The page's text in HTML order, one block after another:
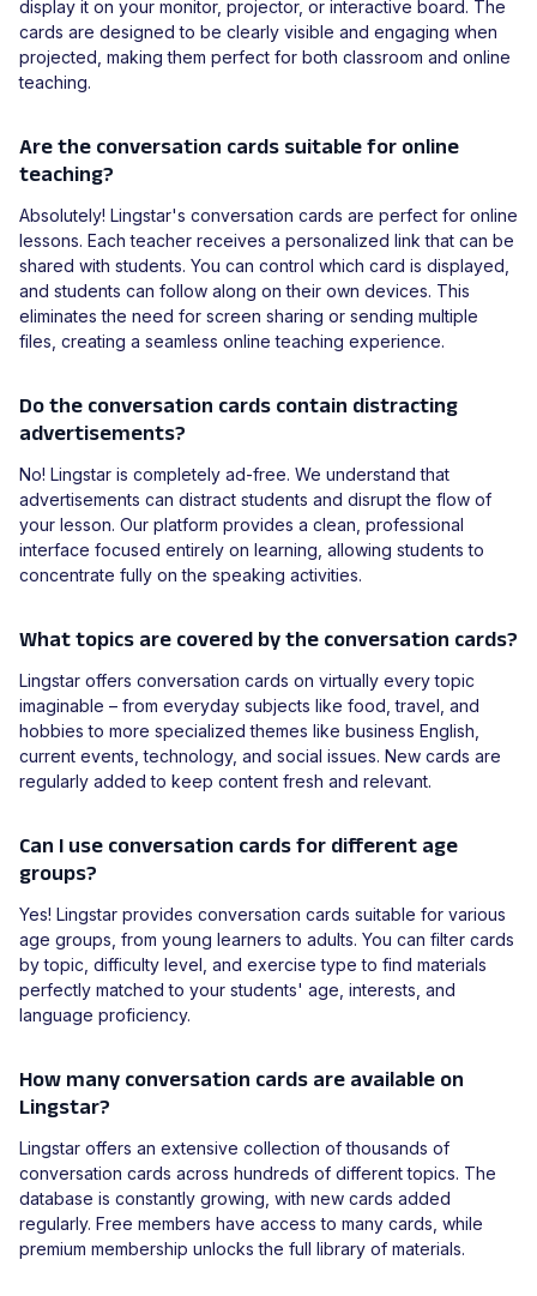
display it on your monitor, projector, or interactive board. The
cards are designed to be clearly visible and engaging when
projected, making them perfect for both classroom and online
teaching.
Are the conversation cards suitable for online
teaching?
Absolutely! Lingstar's conversation cards are perfect for online
lessons. Each teacher receives a personalized link that can be
shared with students. You can control which card is displayed,
and students can follow along on their own devices. This
eliminates the need for screen sharing or sending multiple
files, creating a seamless online teaching experience.
Do the conversation cards contain distracting
advertisements?
No! Lingstar is completely ad-free. We understand that
advertisements can distract students and disrupt the flow of
your lesson. Our platform provides a clean, professional
interface focused entirely on learning, allowing students to
concentrate fully on the speaking activities.
What topics are covered by the conversation cards?
Lingstar offers conversation cards on virtually every topic
imaginable – from everyday subjects like food, travel, and
hobbies to more specialized themes like business English,
current events, technology, and social issues. New cards are
regularly added to keep content fresh and relevant.
Can I use conversation cards for different age
groups?
Yes! Lingstar provides conversation cards suitable for various
age groups, from young learners to adults. You can filter cards
by topic, difficulty level, and exercise type to find materials
perfectly matched to your students' age, interests, and
language proficiency.
How many conversation cards are available on
Lingstar?
Lingstar offers an extensive collection of thousands of
conversation cards across hundreds of different topics. The
database is constantly growing, with new cards added
regularly. Free members have access to many cards, while
premium membership unlocks the full library of materials.